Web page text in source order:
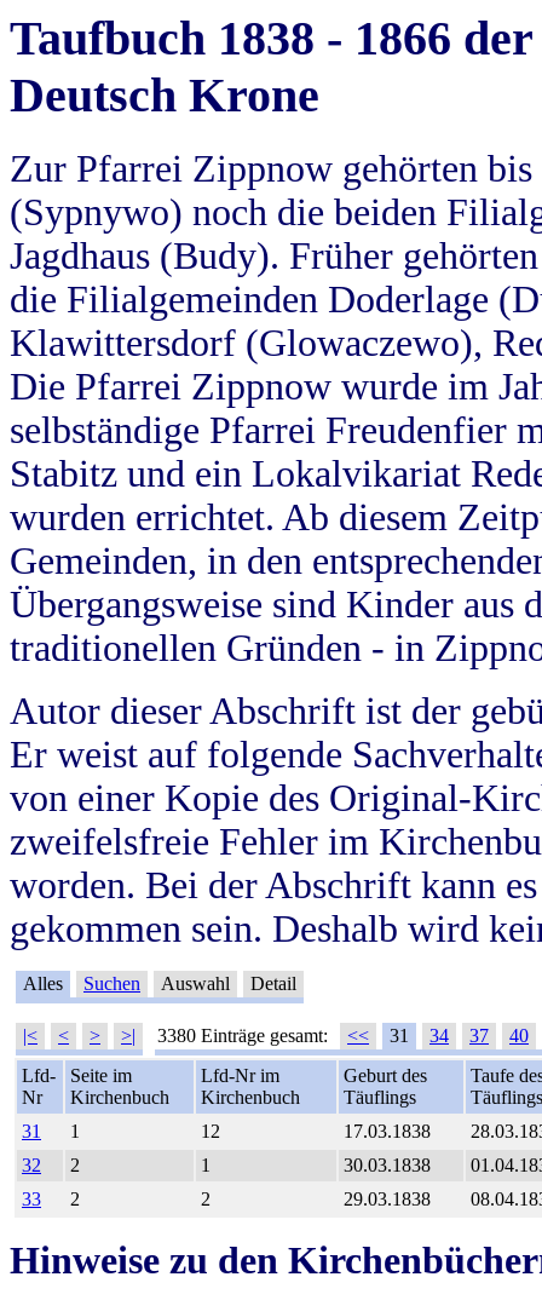
Taufbuch 1838 - 1866
Deutsch Krone
Zur Pfarrei Zippnow gehörten
(Sypnywo) noch die beiden
Jagdhaus (Budy). Früher
die Filialgemeinden Doderlage
Klawittersdorf (Glowaczewo),
Die Pfarrei Zippnow wurde im
selbständige Pfarrei Freudenfier
Stabitz und ein Lokalvikariat
wurden errichtet. Ab diesem
Gemeinden, in den
Übergangsweise sind Kinder aus
traditionellen Gründen - in
Autor dieser Abschrift ist der
Er weist auf folgende
von einer Kopie des Original-
zweifelsfreie Fehler im
worden. Bei der Abschrift kann
gekommen sein. Deshalb wird
Alles Suchen Auswahl Detail
|< < > >| 3380 Einträge gesamt: << 31 34 37
40
Lfd-
Nr
Seite im
Kirchenbuch
Lfd-Nr im
Kirchenbuch
Geburt des
Täuflings
Taufe
Täuflings
31
1 12 17.03.1838
32
2 1 30.03.1838
33
2 2 29.03.1838
Hinweise zu den